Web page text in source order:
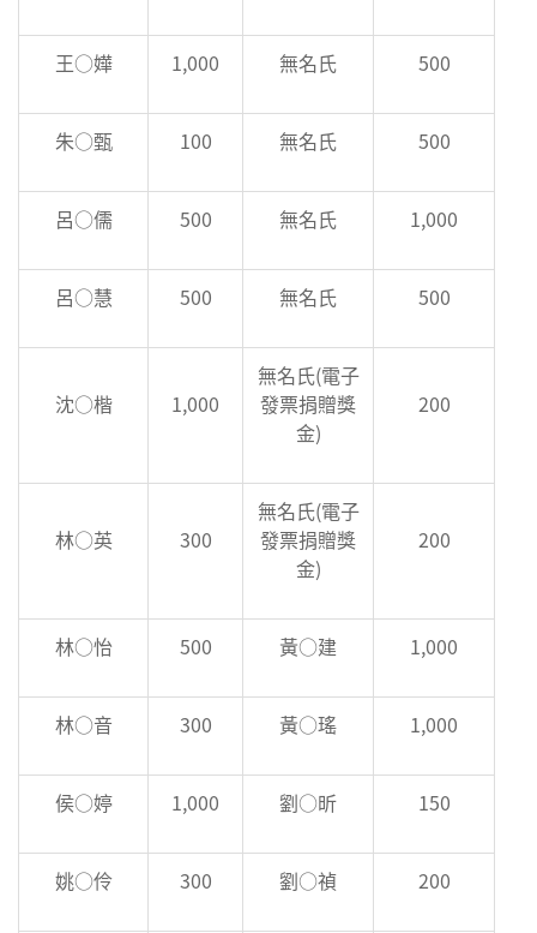
王○嬅 1,000 無名氏 500
朱○甄 100 無名氏 500
呂○儒 500 無名氏 1,000
呂○慧 500 無名氏 500
沈○楷 1,000
無名氏(電子
發票捐贈獎
金)
200
林○英 300
無名氏(電子
發票捐贈獎
金)
200
林○怡 500 黃○建 1,000
林○音 300 黃○瑤 1,000
侯○婷 1,000 劉○昕 150
姚○伶 300 劉○禎 200